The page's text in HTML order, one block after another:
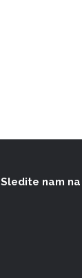
Sledite nam